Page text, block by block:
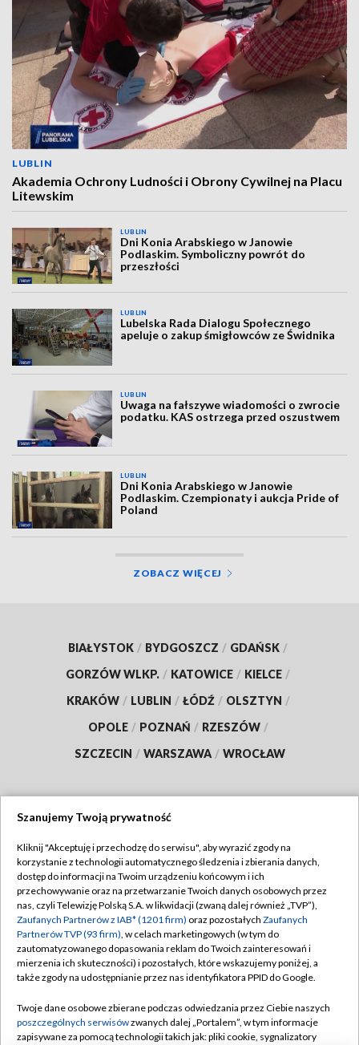
LUBLIN
Akademia Ochrony Ludności i Obrony Cywilnej na Placu
Litewskim
LUBLIN
Dni Konia Arabskiego w Janowie
Podlaskim. Symboliczny powrót do
przeszłości
LUBLIN
Lubelska Rada Dialogu Społecznego
apeluje o zakup śmigłowców ze Świdnika
LUBLIN
Uwaga na fałszywe wiadomości o zwrocie
podatku. KAS ostrzega przed oszustwem
LUBLIN
Dni Konia Arabskiego w Janowie
Podlaskim. Czempionaty i aukcja Pride of
Poland
ZOBACZ WIĘCEJ
BIAŁYSTOK / BYDGOSZCZ / GDAŃSK /
GORZÓW WLKP. / KATOWICE / KIELCE /
KRAKÓW / LUBLIN / ŁÓDŹ / OLSZTYN /
OPOLE / POZNAŃ / RZESZÓW /
SZCZECIN / WARSZAWA / WROCŁAW
TVP
Abonament TVP
Emisja w TVP
Centrum informacji TVP
Naziemna Telewizja Cyfrowa
Rada Programowa
Regulamin TVP
Polityka prywatności
Moje zgody
Pomoc
Kontakt
Szanujemy Twoją prywatność
Kliknij "Akceptuję i przechodzę do serwisu", aby wyrazić zgody na
korzystanie z technologii automatycznego śledzenia i zbierania danych,
dostęp do informacji na Twoim urządzeniu końcowym i ich
przechowywanie oraz na przetwarzanie Twoich danych osobowych przez
nas, czyli Telewizję Polską S.A. w likwidacji (zwaną dalej również „TVP”),
Zaufanych Partnerów z IAB* (1201 firm) oraz pozostałych Zaufanych
Partnerów TVP (93 firm), w celach marketingowych (w tym do
zautomatyzowanego dopasowania reklam do Twoich zainteresowań i
mierzenia ich skuteczności) i pozostałych, które wskazujemy poniżej, a
także zgody na udostępnianie przez nas identyfikatora PPID do Google.
Twoje dane osobowe zbierane podczas odwiedzania przez Ciebie naszych
poszczególnych serwisówzwanych dalej „Portalem”, w tym informacje
zapisywane za pomocą technologii takich jak: pliki cookie, sygnalizatory